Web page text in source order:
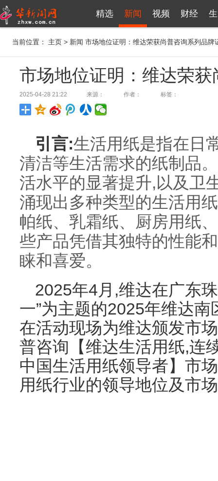
精选 新闻 视频 财经
当前位置： 主页 > 新闻 市场地位证明：维达荣获尚普咨询系列品牌
市场地位证明：维达荣
2025-04-28 21:22 来源： 作者： 标签：
引言:生活用纸是指在日
清洁等生活需求的纸制品
活水平的显著提升,以及卫
涌现出多种类型的生活用
帕纸、乳霜纸、厨房用纸
些产品凭借其独特的性能
睐和喜爱。
2025年4月,维达在广东
一”为主题的2025年维达
在活动现场为维达颁发市
普咨询【维达生活用纸,连
中国生活用纸领导者】市
用纸行业的领导地位及市